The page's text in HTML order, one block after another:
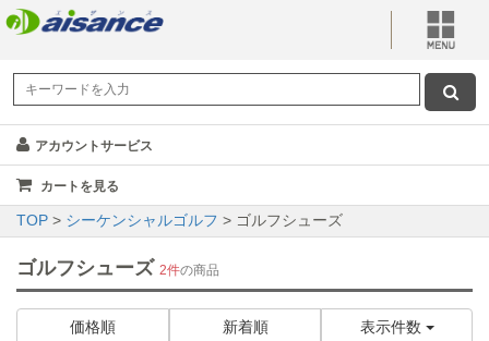
アカウントサービス
カートを見る
TOP > シーケンシャルゴルフ > ゴルフシューズ
ゴルフシューズ 2件の商品
価格順 新着順 表示件数